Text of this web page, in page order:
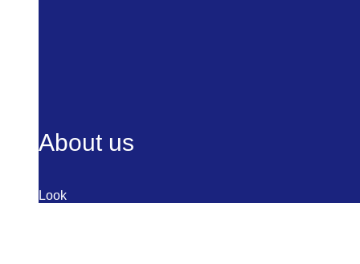
About us
Look